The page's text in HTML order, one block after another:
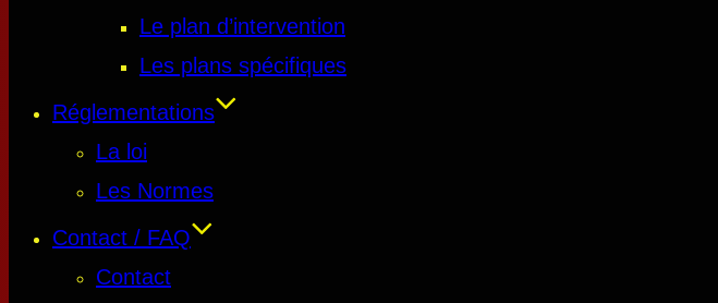
Le plan d’intervention
Les plans spécifiques
Réglementations
La loi
Les Normes
Contact / FAQ
Contact